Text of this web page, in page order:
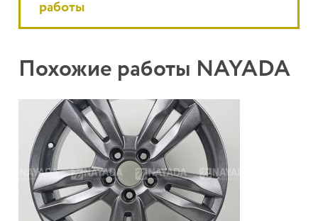
работы
Похожие работы NAYADA